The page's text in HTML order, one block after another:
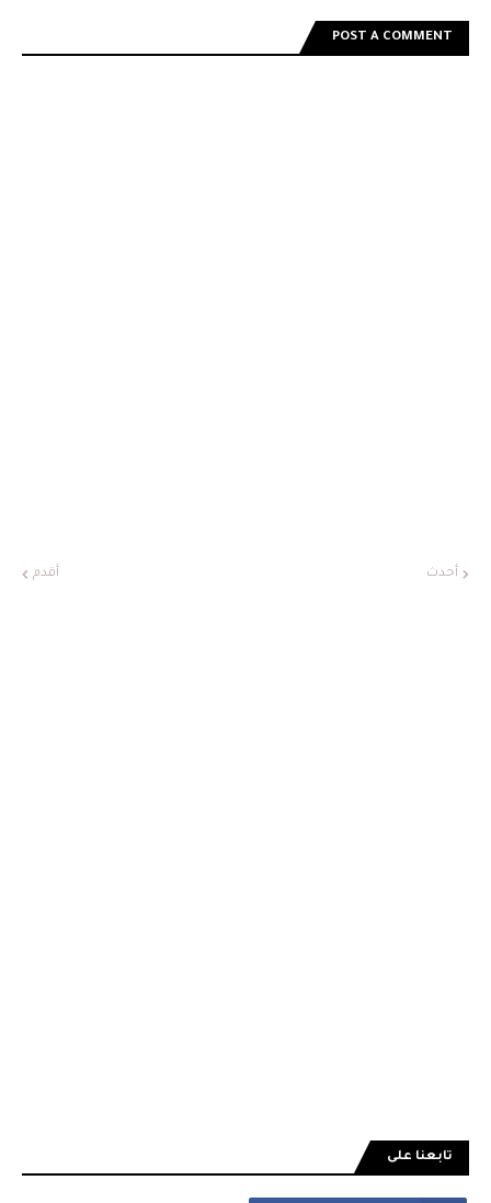
POST A COMMENT
أحدث أقدم
تابعنا على